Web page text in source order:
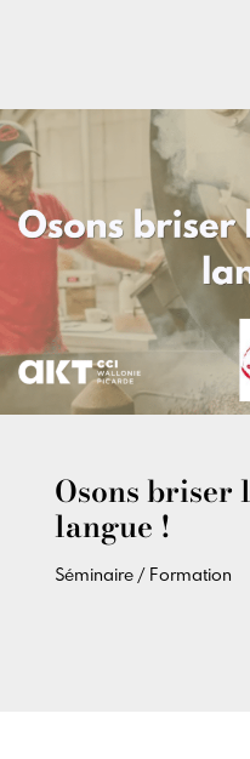
Osons
langue !
Séminaire / Formation